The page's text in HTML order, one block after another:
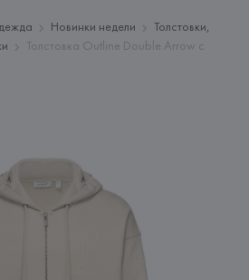
Новинки недели
Толстовки,
Толстовка Outline Double Arrow с